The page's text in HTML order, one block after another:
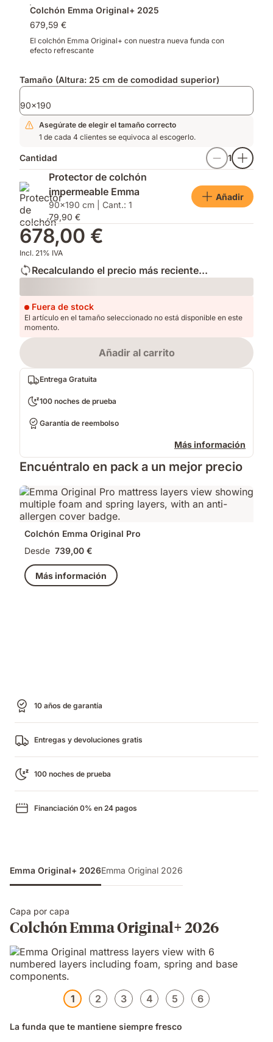
optimizada​
Colchón Emma Original+ 2025
679,59 €
El colchón Emma Original+ con nuestra nueva funda con
efecto refrescante
Tamaño (Altura: 25 cm de comodidad superior)
90x190
Asegúrate de elegir el tamaño correcto
1 de cada 4 clientes se equivoca al escogerlo.
Cantidad 1
Protector de colchón
impermeable Emma
90x190 cm | Cant.: 1
79,90 €
Añadir
678,00 €
Incl. 21% IVA
Recalculando el precio más reciente...
Loading
Fuera de stock
El artículo en el tamaño seleccionado no está disponible en este
momento.
Añadir al carrito
Entrega Gratuita
100 noches de prueba
Garantía de reembolso
Más información
Encuéntralo en pack a un mejor precio
Colchón Emma Original Pro
Desde 739,00 €
Más información
10 años de garantía
Entregas y devoluciones gratis
100 noches de prueba
Financiación 0% en 24 pagos
Emma Original+ 2026Emma Original 2026
Capa por capa
Colchón Emma Original+ 2026
1 2 3 4 5 6
La funda que te mantiene siempre fresco